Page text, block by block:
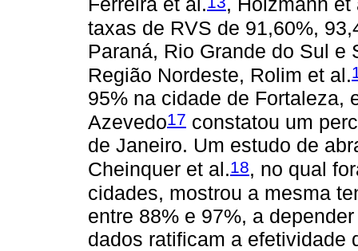
taxas de RVS de 91,60%,
Paraná, Rio Grande do Sul e
Região Nordeste, Rolim et al.
95% na cidade de Fortaleza,
Azevedo17 constatou um
de Janeiro. Um estudo de
Cheinquer et al.18, no qual
cidades, mostrou a mesma
entre 88% e 97%, a
dados ratificam a efetividade